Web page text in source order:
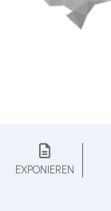
EXPONIEREN